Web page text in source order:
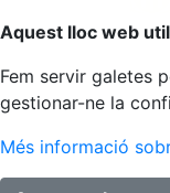
Anar al principi
Aquest lloc web
Fem servir galetes
gestionar-ne la
Més informació